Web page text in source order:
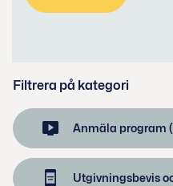
Filtrera på kategori
Anmäla program
Utgivningsbevis